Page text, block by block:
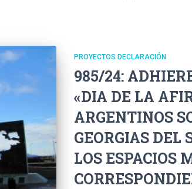
PROYECTOS DECLARACIÓN
985/24:
«DIA DE LA
ARGENTINOS
GEORGIAS
LOS ESPACIOS